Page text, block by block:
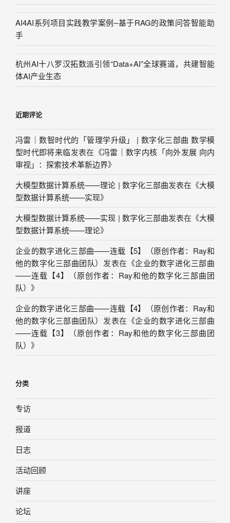
AI4AI系列项目实践教学案例–基于RAG的政策问答智能助
手
杭州AI十八罗汉拓数派引领“Data+AI”全球赛道，共建智能
体AI产业生态
近期评论
冯雷｜数智时代的「管理学升级」 | 数字化三部曲 数学模
型时代即将来临发表在《冯雷｜数字内核「向外发展 向内
审视」：探索技术革新边界》
大模型数据计算系统——理论 | 数字化三部曲发表在《大模
型数据计算系统——实现》
大模型数据计算系统——实现 | 数字化三部曲发表在《大模
型数据计算系统——理论》
企业的数字进化三部曲——连载【5】（原创作者：Ray和
他的数字化三部曲团队） 发表在《企业的数字进化三部曲
——连载【4】（原创作者：Ray和他的数字化三部曲团
队） 》
企业的数字进化三部曲——连载【4】（原创作者：Ray和
他的数字化三部曲团队） 发表在《企业的数字进化三部曲
——连载【3】（原创作者：Ray和他的数字化三部曲团
队） 》
分类
专访
报道
日志
活动回顾
讲座
论坛